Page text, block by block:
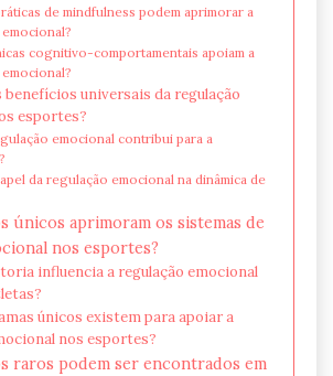
de mindfulness podem aprimorar a
cognitivo-comportamentais apoiam a
benefícios universais da regulação
esportes?
emocional contribui para a
da regulação emocional na dinâmica de
únicos aprimoram os sistemas de
nos esportes?
influencia a regulação emocional
únicos existem para apoiar a
nos esportes?
raros podem ser encontrados em